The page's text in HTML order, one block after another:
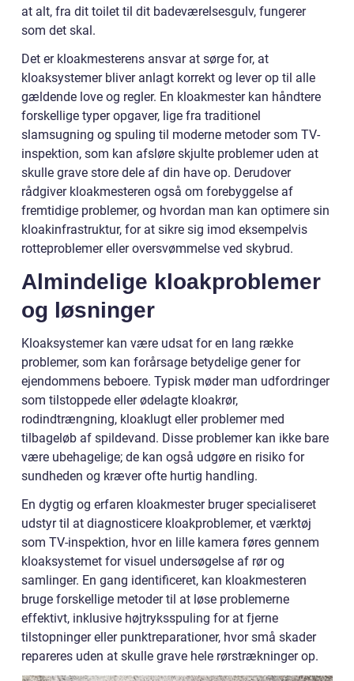
at alt, fra dit toilet til dit badeværelsesgulv, fungerer
som det skal.
Det er kloakmesterens ansvar at sørge for, at
kloaksystemer bliver anlagt korrekt og lever op til alle
gældende love og regler. En kloakmester kan håndtere
forskellige typer opgaver, lige fra traditionel
slamsugning og spuling til moderne metoder som TV-
inspektion, som kan afsløre skjulte problemer uden at
skulle grave store dele af din have op. Derudover
rådgiver kloakmesteren også om forebyggelse af
fremtidige problemer, og hvordan man kan optimere sin
kloakinfrastruktur, for at sikre sig imod eksempelvis
rotteproblemer eller oversvømmelse ved skybrud.
Almindelige kloakproblemer
og løsninger
Kloaksystemer kan være udsat for en lang række
problemer, som kan forårsage betydelige gener for
ejendommens beboere. Typisk møder man udfordringer
som tilstoppede eller ødelagte kloakrør,
rodindtrængning, kloaklugt eller problemer med
tilbageløb af spildevand. Disse problemer kan ikke bare
være ubehagelige; de kan også udgøre en risiko for
sundheden og kræver ofte hurtig handling.
En dygtig og erfaren kloakmester bruger specialiseret
udstyr til at diagnosticere kloakproblemer, et værktøj
som TV-inspektion, hvor en lille kamera føres gennem
kloaksystemet for visuel undersøgelse af rør og
samlinger. En gang identificeret, kan kloakmesteren
bruge forskellige metoder til at løse problemerne
effektivt, inklusive højtryksspuling for at fjerne
tilstopninger eller punktreparationer, hvor små skader
repareres uden at skulle grave hele rørstrækninger op.